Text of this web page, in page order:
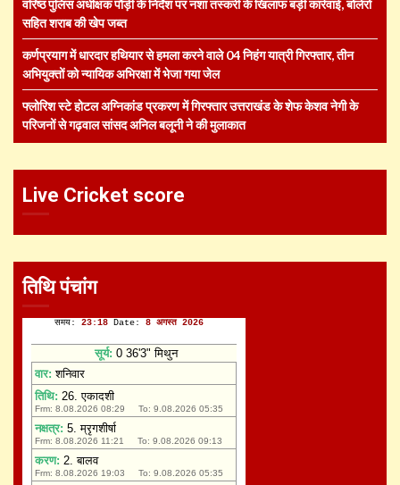
वरिष्ठ पुलिस अधीक्षक पौड़ी के निर्देश पर नशा तस्करी के खिलाफ बड़ी कार्रवाई, बोलेरो
सहित शराब की खेप जब्त
कर्णप्रयाग में धारदार हथियार से हमला करने वाले 04 निहंग यात्री गिरफ्तार, तीन
अभियुक्तों को न्यायिक अभिरक्षा में भेजा गया जेल
फ्लोरिश स्टे होटल अग्निकांड प्रकरण में गिरफ्तार उत्तराखंड के शेफ केशव नेगी के
परिजनों से गढ़वाल सांसद अनिल बलूनी ने की मुलाकात
Live Cricket score
तिथि पंचांग